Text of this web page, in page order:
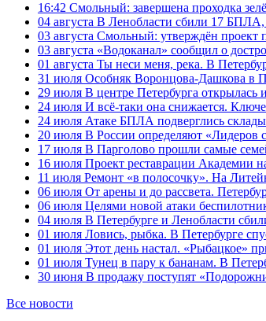
16:42 Смольный: завершена проходка
04 августа В Ленобласти сбили 17 БПЛА,
03 августа Смольный: утверждён проект
03 августа «Водоканал» сообщил о
01 августа Ты неси меня, река. В
31 июля Особняк Воронцова-Дашкова в
29 июля В центре Петербурга открылась
24 июля И всё-таки она снижается.
24 июля Атаке БПЛА подверглись
20 июля В России определяют «Лидеров
17 июля В Парголово прошли самые
16 июля Проект реставрации Академии
11 июля Ремонт «в полосочку». На
06 июля От арены и до рассвета.
06 июля Целями новой атаки
04 июля В Петербурге и Ленобласти
01 июля Ловись, рыбка. В Петербурге
01 июля Этот день настал. «Рыбацкое»
01 июля Тунец в пару к бананам. В
30 июня В продажу поступят
Все новости